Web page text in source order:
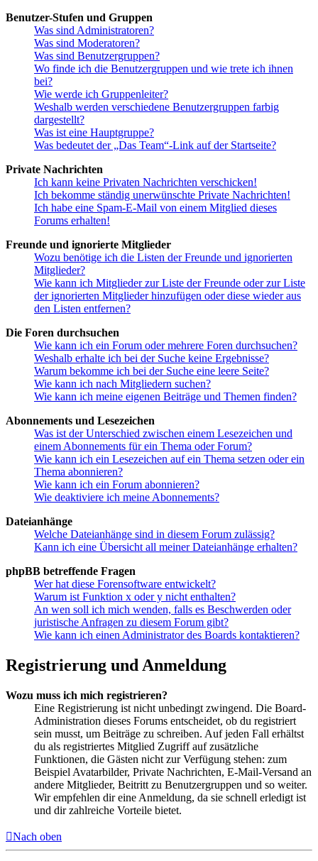
Benutzer-Stufen und Gruppen
Was sind Administratoren?
Was sind Moderatoren?
Was sind Benutzergruppen?
Wo finde ich die Benutzergruppen und wie trete ich ihnen
bei?
Wie werde ich Gruppenleiter?
Weshalb werden verschiedene Benutzergruppen farbig
dargestellt?
Was ist eine Hauptgruppe?
Was bedeutet der „Das Team“-Link auf der Startseite?
Private Nachrichten
Ich kann keine Privaten Nachrichten verschicken!
Ich bekomme ständig unerwünschte Private Nachrichten!
Ich habe eine Spam-E-Mail von einem Mitglied dieses
Forums erhalten!
Freunde und ignorierte Mitglieder
Wozu benötige ich die Listen der Freunde und ignorierten
Mitglieder?
Wie kann ich Mitglieder zur Liste der Freunde oder zur Liste
der ignorierten Mitglieder hinzufügen oder diese wieder aus
den Listen entfernen?
Die Foren durchsuchen
Wie kann ich ein Forum oder mehrere Foren durchsuchen?
Weshalb erhalte ich bei der Suche keine Ergebnisse?
Warum bekomme ich bei der Suche eine leere Seite?
Wie kann ich nach Mitgliedern suchen?
Wie kann ich meine eigenen Beiträge und Themen finden?
Abonnements und Lesezeichen
Was ist der Unterschied zwischen einem Lesezeichen und
einem Abonnements für ein Thema oder Forum?
Wie kann ich ein Lesezeichen auf ein Thema setzen oder ein
Thema abonnieren?
Wie kann ich ein Forum abonnieren?
Wie deaktiviere ich meine Abonnements?
Dateianhänge
Welche Dateianhänge sind in diesem Forum zulässig?
Kann ich eine Übersicht all meiner Dateianhänge erhalten?
phpBB betreffende Fragen
Wer hat diese Forensoftware entwickelt?
Warum ist Funktion x oder y nicht enthalten?
An wen soll ich mich wenden, falls es Beschwerden oder
juristische Anfragen zu diesem Forum gibt?
Wie kann ich einen Administrator des Boards kontaktieren?
Registrierung und Anmeldung
Wozu muss ich mich registrieren?
Eine Registrierung ist nicht unbedingt zwingend. Die Board-
Administration dieses Forums entscheidet, ob du registriert
sein musst, um Beiträge zu schreiben. Auf jeden Fall erhältst
du als registriertes Mitglied Zugriff auf zusätzliche
Funktionen, die Gästen nicht zur Verfügung stehen: zum
Beispiel Avatarbilder, Private Nachrichten, E-Mail-Versand an
andere Mitglieder, Beitritt zu Benutzergruppen und so weiter.
Wir empfehlen dir eine Anmeldung, da sie schnell erledigt ist
und dir zahlreiche Vorteile bietet.
Nach oben